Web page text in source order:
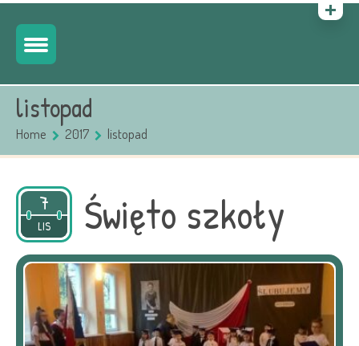
listopad
Home 2017 listopad
7
LIS
2017 Święto szkoły